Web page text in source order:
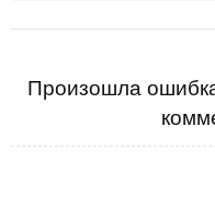
Произошла